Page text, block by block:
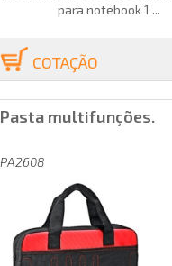
para notebook 1 ...
COTAÇÃO
Pasta multifunções.
PA2608